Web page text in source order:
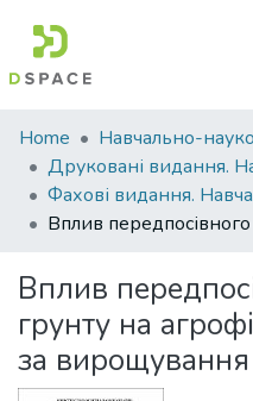
Communities
&
Collections
All of DSpace
Statistics
Home
Вплив
грунту на
за вирощування